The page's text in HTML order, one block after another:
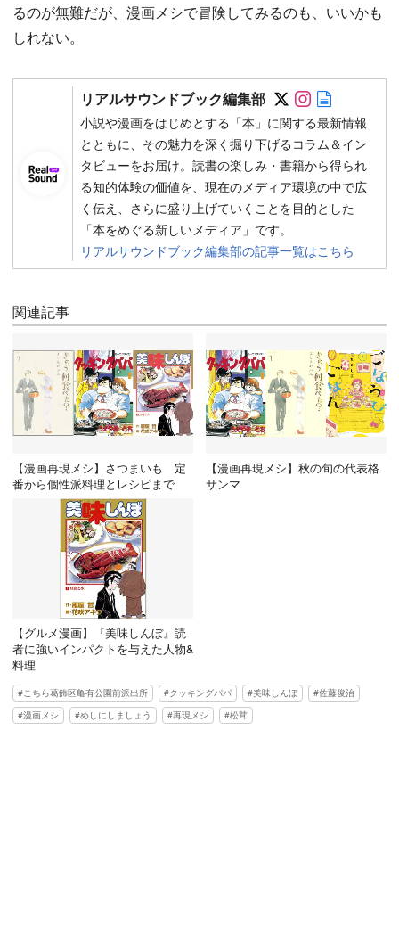
るのが無難だが、漫画メシで冒険してみるのも、いいかも
しれない。
リアルサウンドブック編集部 Follow on
Follow on
小説や漫画をはじめとする「本」に関する最新情報
とともに、その魅力を深く掘り下げるコラム＆イン
タビューをお届け。読書の楽しみ・書籍から得られ
る知的体験の価値を、現在のメディア環境の中で広
く伝え、さらに盛り上げていくことを目的とした
「本をめぐる新しいメディア」です。
リアルサウンドブック編集部の記事一覧はこちら
関連記事
【漫画再現メシ】さつまいも 定
番から個性派料理とレシピまで
【漫画再現メシ】秋の旬の代表格
サンマ
【グルメ漫画】『美味しんぼ』読
者に強いインパクトを与えた人物&
料理
こちら葛飾区亀有公園前派出所 クッキングパパ 美味しんぼ
佐藤俊治
漫画メシ
めしにしましょう 再現メシ 松茸